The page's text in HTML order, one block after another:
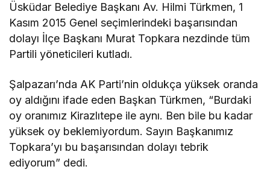
Üsküdar Belediye Başkanı Av. Hilmi Türkmen, 1
Kasım 2015 Genel seçimlerindeki başarısından
dolayı İlçe Başkanı Murat Topkara nezdinde tüm
Partili yöneticileri kutladı.
Şalpazarı’nda AK Parti’nin oldukça yüksek oranda
oy aldığını ifade eden Başkan Türkmen, “Burdaki
oy oranımız Kirazlıtepe ile aynı. Ben bile bu kadar
yüksek oy beklemiyordum. Sayın Başkanımız
Topkara’yı bu başarısından dolayı tebrik
ediyorum” dedi.